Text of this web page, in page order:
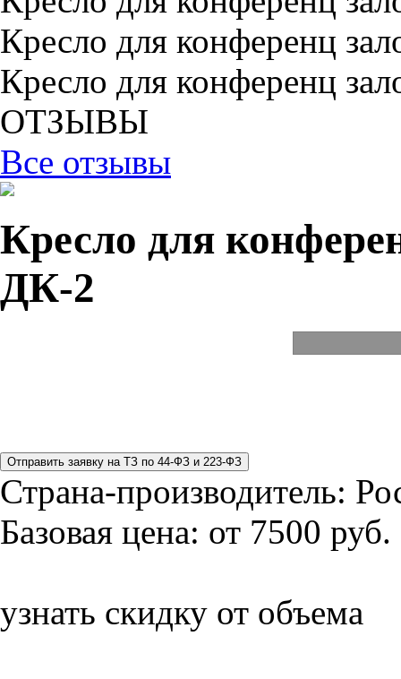
Кресло для конференц
Кресло для конференц
ОТЗЫВЫ
Все отзывы
Кресло для
ДК-2
Страна-производитель:
Базовая цена: от 7500 руб.
узнать скидку от объема